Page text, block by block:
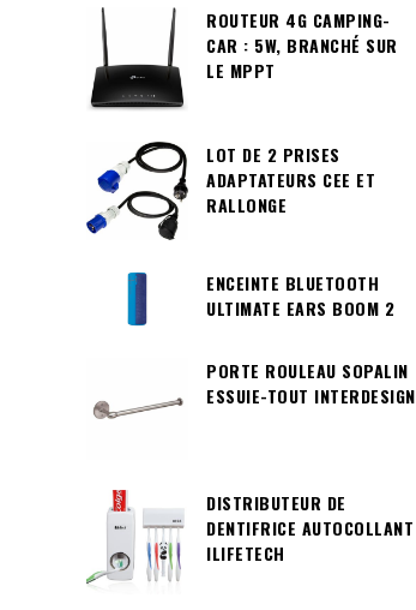
ROUTEUR 4G CAMPING-
CAR : 5W, BRANCHÉ SUR
LE MPPT
LOT DE 2 PRISES
ADAPTATEURS CEE ET
RALLONGE
ENCEINTE BLUETOOTH
ULTIMATE EARS BOOM 2
PORTE ROULEAU SOPALIN
ESSUIE-TOUT INTERDESIGN
DISTRIBUTEUR DE
DENTIFRICE AUTOCOLLANT
ILIFETECH